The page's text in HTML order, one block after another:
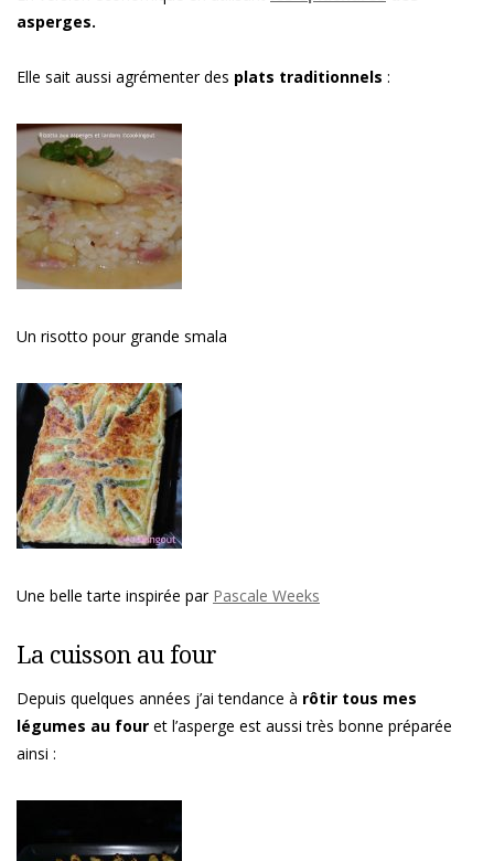
asperges.
Elle sait aussi agrémenter des plats traditionnels :
Un risotto pour grande smala
Une belle tarte inspirée par Pascale Weeks
La cuisson au four
Depuis quelques années j’ai tendance à rôtir tous mes
légumes au four et l’asperge est aussi très bonne préparée
ainsi :